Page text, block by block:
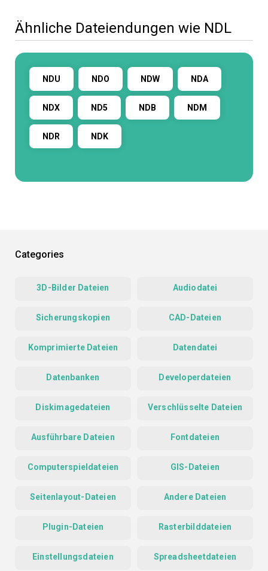
Ähnliche Dateiendungen wie NDL
NDU NDO NDW NDA
NDX ND5 NDB NDM
NDR NDK
Categories
3D-Bilder Dateien Audiodatei
Sicherungskopien CAD-Dateien
Komprimierte Dateien Datendatei
Datenbanken Developerdateien
Diskimagedateien Verschlüsselte Dateien
Ausführbare Dateien Fontdateien
Computerspieldateien GIS-Dateien
Seitenlayout-Dateien Andere Dateien
Plugin-Dateien Rasterbilddateien
Einstellungsdateien Spreadsheetdateien